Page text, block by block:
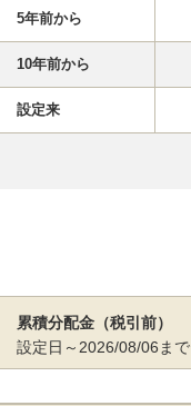
5年前から
10年前から
設定来
累積分配金（税引前）
設定日～2026/08/06まで